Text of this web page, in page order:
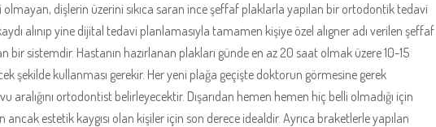
olmayan, dişlerin üzerini sıkıca saran ince şeffaf plaklarla yapılan bir ortodontik tedavi
alınıp yine dijital tedavi planlamasıyla tamamen kişiye özel alıgner adı verilen şeffaf
bir sistemdir. Hastanın hazırlanan plakları günde en az 20 saat olmak üzere 10-15
şekilde kullanması gerekir. Her yeni plağa geçişte doktorun görmesine gerek
ortodontist belirleyecektir. Dışarıdan hemen hemen hiç belli olmadığı için
estetik kaygısı olan kişiler için son derece idealdir. Ayrıca braketlerle yapılan